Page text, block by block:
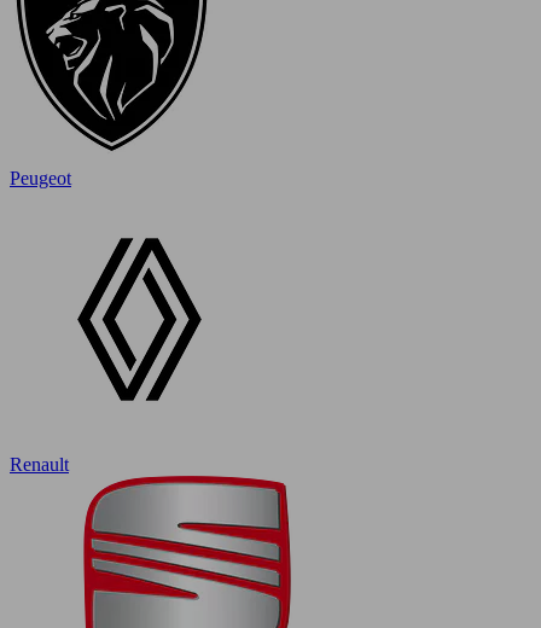
Peugeot
Renault